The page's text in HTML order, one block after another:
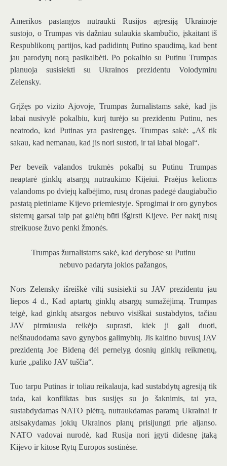
Amerikos pastangos nutraukti Rusijos agresiją Ukrainoje
sustojo, o Trumpas vis dažniau sulaukia skambučio, įskaitant iš
Respublikonų partijos, kad padidintų Putino spaudimą, kad bent
jau parodytų norą pasikalbėti. Po pokalbio su Putinu Trumpas
planuoja susisiekti su Ukrainos prezidentu Volodymiru
Zelensky.
Grįžęs po vizito Ajovoje, Trumpas žurnalistams sakė, kad jis
labai nusivylė pokalbiu, kurį turėjo su prezidentu Putinu, nes
neatrodo, kad Putinas yra pasirengęs. Trumpas sakė: „Aš tik
sakau, kad nemanau, kad jis nori sustoti, ir tai labai blogai“.
Per beveik valandos trukmės pokalbį su Putinu Trumpas
neaptarė ginklų atsargų nutraukimo Kijeiui. Praėjus kelioms
valandoms po dviejų kalbėjimo, rusų dronas padegė daugiabučio
pastatą pietiniame Kijevo priemiestyje. Sprogimai ir oro gynybos
sistemų garsai taip pat galėtų būti išgirsti Kijeve. Per naktį rusų
streikuose žuvo penki žmonės.
Trumpas žurnalistams sakė, kad derybose su Putinu
nebuvo padaryta jokios pažangos,
Nors Zelensky išreiškė viltį susisiekti su JAV prezidentu jau
liepos 4 d., Kad aptartų ginklų atsargų sumažėjimą. Trumpas
teigė, kad ginklų atsargos nebuvo visiškai sustabdytos, tačiau
JAV pirmiausia reikėjo suprasti, kiek ji gali duoti,
neišnaudodama savo gynybos galimybių. Jis kaltino buvusį JAV
prezidentą Joe Bideną dėl pernelyg dosnių ginklų reikmenų,
kurie „paliko JAV tuščia“.
Tuo tarpu Putinas ir toliau reikalauja, kad sustabdytų agresiją tik
tada, kai konfliktas bus susijęs su jo šaknimis, tai yra,
sustabdydamas NATO plėtrą, nutraukdamas paramą Ukrainai ir
atsisakydamas jokių Ukrainos planų prisijungti prie aljanso.
NATO vadovai nurodė, kad Rusija nori įgyti didesnę įtaką
Kijevo ir kitose Rytų Europos sostinėse.